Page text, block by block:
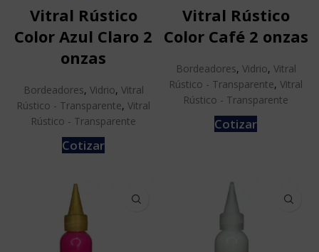
Vitral Rústico
Color Azul Claro 2
onzas
Bordeadores, Vidrio, Vitral
Rústico - Transparente, Vitral
Rústico - Transparente
Cotizar
Vitral Rústico
Color Café 2 onzas
Bordeadores, Vidrio, Vitral
Rústico - Transparente, Vitral
Rústico - Transparente
Cotizar